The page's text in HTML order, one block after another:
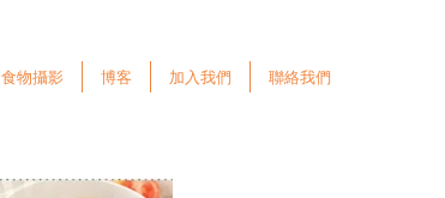
食物攝影 博客 加入我們 聯絡我們